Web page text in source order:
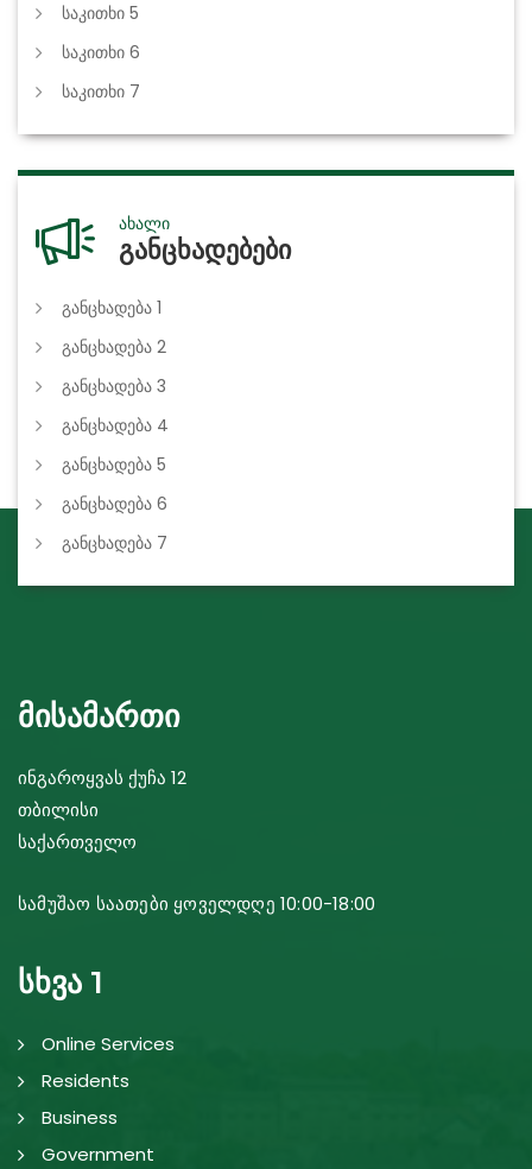
საკითხი 5
საკითხი 6
საკითხი 7
ახალი
განცხადებები
განცხადება 1
განცხადება 2
განცხადება 3
განცხადება 4
განცხადება 5
განცხადება 6
განცხადება 7
მისამართი
ინგაროყვას ქუჩა 12
თბილისი
საქართველო
სამუშაო საათები ყოველდღე 10:00-18:00
სხვა 1
Online Services
Residents
Business
Government